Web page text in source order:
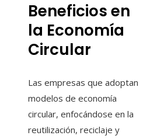
Beneficios en
la Economía
Circular
Las empresas que adoptan
modelos de economía
circular, enfocándose en la
reutilización, reciclaje y